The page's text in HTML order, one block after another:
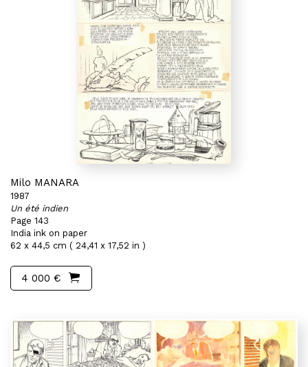
Milo MANARA
1987
Un été indien
Page 143
India ink on paper
62 x 44,5 cm ( 24,41 x 17,52 in )
4 000 €